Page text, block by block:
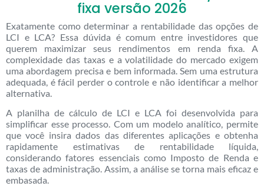
fixa versão 2026
Exatamente como determinar a rentabilidade das opções de
LCI e LCA? Essa dúvida é comum entre investidores que
querem maximizar seus rendimentos em renda fixa. A
complexidade das taxas e a volatilidade do mercado exigem
uma abordagem precisa e bem informada. Sem uma estrutura
adequada, é fácil perder o controle e não identificar a melhor
alternativa.
A planilha de cálculo de LCI e LCA foi desenvolvida para
simplificar esse processo. Com um modelo analítico, permite
que você insira dados das diferentes aplicações e obtenha
rapidamente estimativas de rentabilidade líquida,
considerando fatores essenciais como Imposto de Renda e
taxas de administração. Assim, a análise se torna mais eficaz e
embasada.